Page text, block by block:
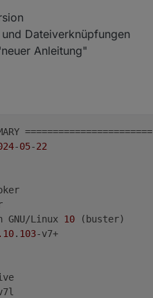
Dateiverknüpfungen
Anleitung"
=======================
-05-22
GNU/Linux
10 (buster)
. 103-v7+